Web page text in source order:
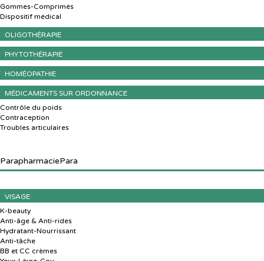
Gommes-Comprimés
Dispositif médical
OLIGOTHÉRAPIE
PHYTOTHÉRAPIE
HOMÉOPATHIE
MÉDICAMENTS SUR ORDONNANCE
Contrôle du poids
Contraception
Troubles articulaires
ParapharmaciePara
VISAGE
K-beauty
Anti-âge & Anti-rides
Hydratant-Nourrissant
Anti-tâche
BB et CC crèmes